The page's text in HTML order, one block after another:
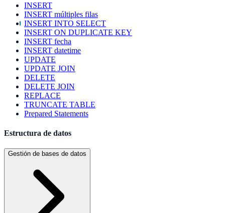
INSERT
INSERT múltiples filas
INSERT INTO SELECT
INSERT ON DUPLICATE KEY
INSERT fecha
INSERT datetime
UPDATE
UPDATE JOIN
DELETE
DELETE JOIN
REPLACE
TRUNCATE TABLE
Prepared Statements
Estructura de datos
Gestión de bases de datos